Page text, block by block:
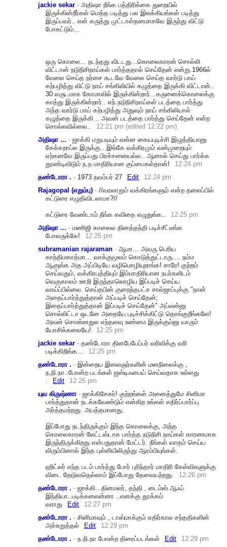
jackie sekar - அதிஷா நீங்க பத்திரிக்கை துறையில்
இருக்கின்றீர்கள் மெத்த படித்து பல இலக்கியங்கள் படித்து
இருப்பவர்.. என் கருத்து முட்டாள்தனமாகவே இருந்து விட்டு
போகட்டும்...
ஒரு கொலை... நடந்தது விடடது...கொலைகாரன் சொல்லி
விட்டான் நடுநிசிநாய்கள் பார்த்ததால் செய்தேன் என்று.1966ல்
வேலை செய்த நர்சை கூடவே வேலை செய்த வார்டு பாய்
கற்பழித்து விட்டு நாய் சங்கிலியில் கழுத்தை இருக்கி விட்டான்..
30 வருடமாக கோமாவில் இருக்கின்றார்...கருனைக்கொலைக்கு
காத்து இருக்கின்றார்.. எந் நடுநிசிநாய்கள் படத்தை பார்த்து
அந்த வார்டு பாய் கற்பழித்து அதுவும் நாய் சங்கிலியால்
கழுத்தை இருக்கி .. அவன் படத்தை பார்த்து செய்தேன் என்ற
சொல்லவில்லை..
12:21 pm (edited 12:22 pm)
அதிஷா ... - ஜாக்கி மறுபடியும் என்ன கையபுடிச்சி இழுத்தியானு
கேக்கறாப்ல இருக்கு.. இங்கே வக்கிரமும் வன்முறையும்
ஏற்கனவே இருப்பது பிரச்சனையல்ல.. ஆனால் செய்து பார்க்க
தூண்டிவிடும் ந.ந மாதிரியான குப்பைகள்தான்!
12:24 pm
தண்டோரா . - 1973 நவம்பர் 27 Edit
12:24 pm
Rajagopal (எறும்பு) - //வரலாறும் வக்கிரங்களும் என்ற தலைப்பில்
கட்டுரை எழுதிவிடலாமா?//
கட்டுரை வேண்டாம்.நீங்க கவிதை எழுதுங்க..
12:25 pm
அதிஷா ... - மணிஜி காலைல தினத்தந்தி படிச்சீட்டீங்க
போலருக்கே!
12:25 pm
subramanian rajaraman - ஆமா... அவரு பெரிய
காந்திமகாத்மா... வாக்குமூலம் கொடுத்துட்டாரு.... நம்ம
ஆளுங்க அத அப்பிடியே வழிமொழியுறாங்க! சாரே! குற்றம்
செய்வதும், வக்கிரபுத்தியும் இம்மாதிரியான நபர்களிடம்
வெகுகாலம் ஊறி இருந்தாலொழிய இப்படிச் செய்ய
வாய்ப்பில்லை. செய்தபின் குறைந்தபட்ச சால்ஜாப்புக்கு "நான்
அதைப்பார்த்துத்தான் அப்படிச் செய்தேன்;
இதைப்பார்த்துத்தான் இப்படிச் செய்தேன்" அப்டீன்னு
சொல்லிட்டா ஒடனே அதையே புடிச்சிக்கிட்டு தொங்குறீங்களே!
அவன் சொன்னதுல எந்தளவு உண்மை இருக்கும்னு யாரும்
யோசிக்கலையே!
12:25 pm
jackie sekar - தண்டோரா தினபேபேப்பர் வரிவிக்கு வரி
படிக்கிறிங்க...
12:25 pm
தண்டோரா . - இன்றைய இளைஞர்களின் மனநிலைக்கு ,
ந,நி.நா..போன்ற படங்கள் ஜஸ்டிஃபைய் செய்வதாக உள்ளது
Edit
12:26 pm
யுவ கிருஷ்ணா - ஜாக்கிசேகர்! குற்றங்கள் அனைத்துமே சினிமா
பார்த்துதான் நடக்கவேண்டும் என்கிற உங்கள் எதிர்ப்பார்ப்பு
அர்த்தமற்றது. அபத்தமானது.
இப்போது நடந்திருக்கும் இந்த கொலைக்கு, அந்த
கொலைகாரன் லேட்டஸ்டாக பார்த்த நடுநிசி நாய்கள் காரணமாக
இருந்திருக்கிறது என்பதுதான் மேட்டர். நீங்கள் வாதம் செய்ய
விரும்பினால் இந்த புள்ளியிலிருந்து ஆரம்பியுங்கள்.
ஹிட்லர் எந்த படம் பார்த்து போர் புரிந்தார் மாதிரி கேள்விகளுக்கு
விடை தேடுவதெல்லாம் இப்போது தேவையற்றது.
12:26 pm
தண்டோரா . - ஜாக்கி...தினமலர், தந்தி , டைம்ஸ் ஆஃப்
இந்தியா..படிக்கலைன்னா ..எனக்கு தூக்கம்
வராது
Edit
12:27 pm
தண்டோரா . - சினிமாவும் , டாஸ்மாக்கும் எதிர்கால சந்ததிகளின்
அச்சுறுத்தல்
Edit
12:29 pm
தண்டோரா . - ந.நி.நா போன்ற திரைப்படங்கள் Edit
12:29 pm